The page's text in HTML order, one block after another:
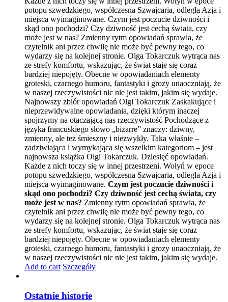
potopu szwedzkiego, współczesna Szwajcaria, odległa Azja i
miejsca wyimaginowane. Czym jest poczucie dziwności i
skąd ono pochodzi? Czy dziwność jest cechą świata, czy
może jest w nas? Zmienny rytm opowiadań sprawia, że
czytelnik ani przez chwilę nie może być pewny tego, co
wydarzy się na kolejnej stronie. Olga Tokarczuk wytrąca nas
ze strefy komfortu, wskazując, że świat staje się coraz
bardziej niepojęty. Obecne w opowiadaniach elementy
groteski, czarnego humoru, fantastyki i grozy unaoczniają, że
w naszej rzeczywistości nic nie jest takim, jakim się wydaje.
Najnowszy zbiór opowiadań Olgi Tokarczuk Zaskakujące i
nieprzewidywalne opowiadania, dzięki którym inaczej
spojrzymy na otaczającą nas rzeczywistość Pochodzące z
języka francuskiego słowo „bizarre” znaczy: dziwny,
zmienny, ale też śmieszny i niezwykły. Taka właśnie –
zadziwiająca i wymykająca się wszelkim kategoriom – jest
najnowsza książka Olgi Tokarczuk. Dziesięć opowiadań.
Każde z nich toczy się w innej przestrzeni. Wołyń w epoce
potopu szwedzkiego, współczesna Szwajcaria, odległa Azja i
miejsca wyimaginowane. Czym jest poczucie dziwności i
skąd ono pochodzi? Czy dziwność jest cechą świata, czy
może jest w nas? Zmienny rytm opowiadań sprawia, że
czytelnik ani przez chwilę nie może być pewny tego, co
wydarzy się na kolejnej stronie. Olga Tokarczuk wytrąca nas
ze strefy komfortu, wskazując, że świat staje się coraz
bardziej niepojęty. Obecne w opowiadaniach elementy
groteski, czarnego humoru, fantastyki i grozy unaoczniają, że
w naszej rzeczywistości nic nie jest takim, jakim się wydaje.
Add to cart Szczegóły
Ostatnie historie